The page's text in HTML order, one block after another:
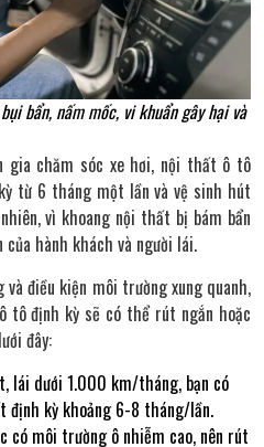
bẩn, nấm mốc, vi khuẩn gây hại và
gia chăm sóc xe hơi, nội thất ô tô
từ 6 tháng một lần và vệ sinh hút
vì khoang nội thất bị bám bẩn
hành khách và người lái.
điều kiện môi trường xung quanh,
tô định kỳ sẽ có thể rút ngắn hoặc
đây:
lái dưới 1.000 km/tháng, bạn có
định kỳ khoảng 6-8 tháng/lần.
có môi trường ô nhiễm cao, nên rút